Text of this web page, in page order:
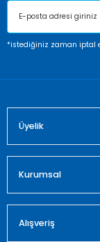
Ürün
*istediğiniz zaman iptal
Üyelik
Kurumsal
Alışveriş